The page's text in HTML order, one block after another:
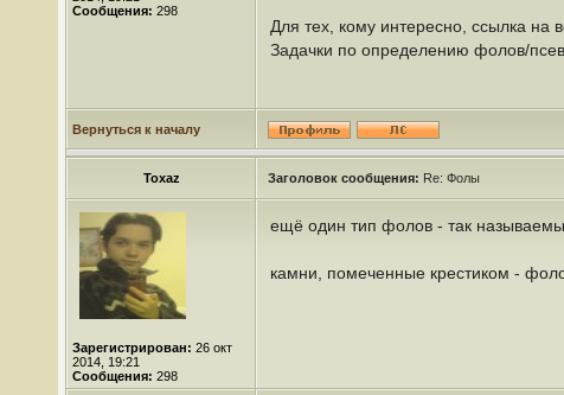
Сообщения: 298
Для тех, кому интересно, ссылка на
Задачки по определению фолов/
Вернуться к началу
Toxaz Заголовок сообщения: Re: Фолы
Зарегистрирован: 26 окт
2014, 19:21
Сообщения: 298
ещё один тип фолов - так
камни, помеченные крестиком -